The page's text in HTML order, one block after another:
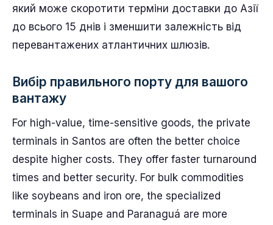
який може скоротити терміни доставки до Азії
до всього 15 днів і зменшити залежність від
перевантажених атлантичних шлюзів.
Вибір правильного порту для вашого
вантажу
For high-value, time-sensitive goods, the private
terminals in Santos are often the better choice
despite higher costs. They offer faster turnaround
times and better security. For bulk commodities
like soybeans and iron ore, the specialized
terminals in Suape and Paranaguá are more